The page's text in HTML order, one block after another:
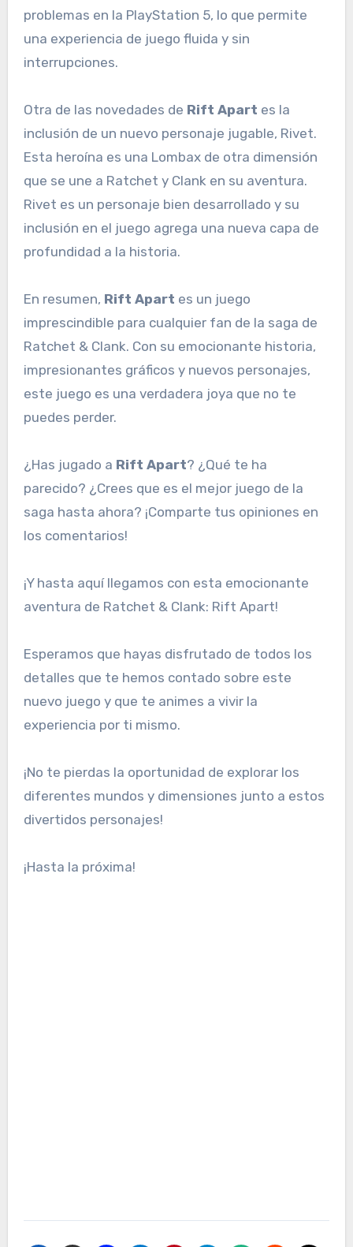
problemas en la PlayStation 5, lo que permite
una experiencia de juego fluida y sin
interrupciones.
Otra de las novedades de Rift Apart es la
inclusión de un nuevo personaje jugable, Rivet.
Esta heroína es una Lombax de otra dimensión
que se une a Ratchet y Clank en su aventura.
Rivet es un personaje bien desarrollado y su
inclusión en el juego agrega una nueva capa de
profundidad a la historia.
En resumen, Rift Apart es un juego
imprescindible para cualquier fan de la saga de
Ratchet & Clank. Con su emocionante historia,
impresionantes gráficos y nuevos personajes,
este juego es una verdadera joya que no te
puedes perder.
¿Has jugado a Rift Apart? ¿Qué te ha
parecido? ¿Crees que es el mejor juego de la
saga hasta ahora? ¡Comparte tus opiniones en
los comentarios!
¡Y hasta aquí llegamos con esta emocionante
aventura de Ratchet & Clank: Rift Apart!
Esperamos que hayas disfrutado de todos los
detalles que te hemos contado sobre este
nuevo juego y que te animes a vivir la
experiencia por ti mismo.
¡No te pierdas la oportunidad de explorar los
diferentes mundos y dimensiones junto a estos
divertidos personajes!
¡Hasta la próxima!